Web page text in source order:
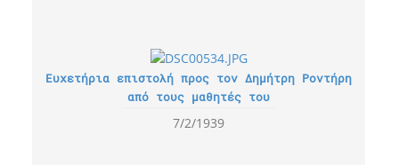
Ευχετήρια επιστολή προς τον Δημήτρη Ροντήρη
από τους μαθητές του
7/2/1939